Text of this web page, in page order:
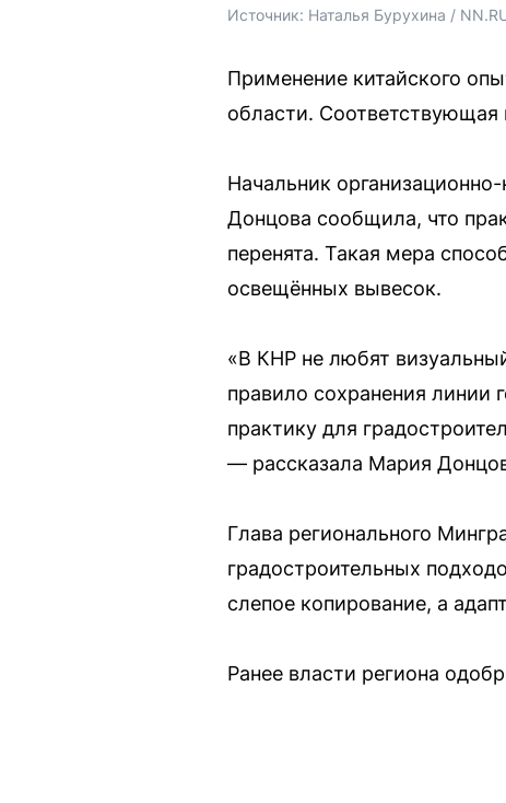
Источник: Наталья Бурухина /
Применение китайского
области. Соответствующая
Начальник
Донцова сообщила, что
перенята. Такая мера
освещённых вывесок.
«В КНР не любят
правило сохранения линии
практику для
— рассказала Мария
Глава регионального
градостроительных
слепое копирование, а
Ранее власти региона